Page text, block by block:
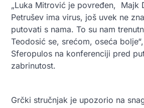
„Luka Mitrović je povređen, Majk
Petrušev ima virus, još uvek ne
putovati s nama. To su nam
Teodosić se, srećom, oseća
Sferopulos na konferenciji pred
zabrinutost.
Grčki stručnjak je upozorio na